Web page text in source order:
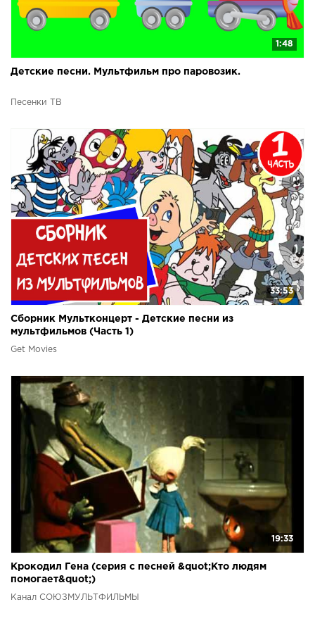
1:48
Детские песни. Мультфильм про паровозик.
Песенки ТВ
33:53
Сборник Мультконцерт - Детские песни из
мультфильмов (Часть 1)
Get Movies
19:33
Крокодил Гена (серия с песней &quot;Кто людям
помогает&quot;)
Канал СОЮЗМУЛЬТФИЛЬМЫ